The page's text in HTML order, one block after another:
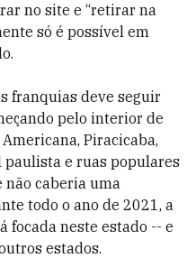
no site e “retirar na
só é possível em
franquias deve seguir
pelo interior de
Piracicaba,
e ruas populares
não caberia uma
todo o ano de 2021, a
focada neste estado -- e
estados.